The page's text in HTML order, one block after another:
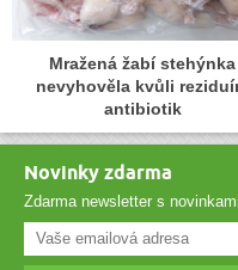
Mražená žabí stehýnka
nevyhověla kvůli
antibiotik
Novinky zdarma
Zdarma newsletter s